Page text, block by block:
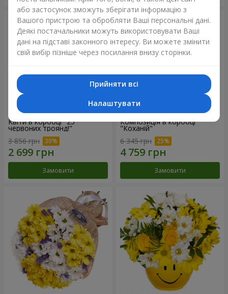
Квіти в коробці "25
червоних троянд!"
3 856 грн
Замовити
Композиція в коробці
"Коханій"
6 345 грн
Замовити
або застосунок зможуть зберігати інформацію з
Вашого пристрою та обробляти Ваші персональні дані.
Деякі постачальники можуть використовувати Ваші
дані на підставі законного інтересу. Ви можете змінити
свій вибір пізніше через посилання внизу сторінки.
Прийняти всі
Налаштувати